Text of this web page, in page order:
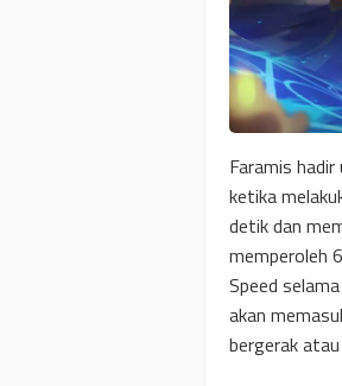
Faramis
ketika
detik dan
memperoleh
Speed
akan
bergerak